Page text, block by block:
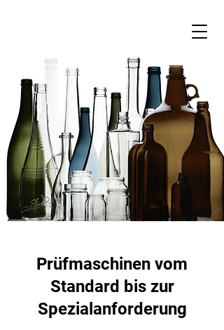
Prüfmaschinen vom
Standard bis zur
Spezialanforderung